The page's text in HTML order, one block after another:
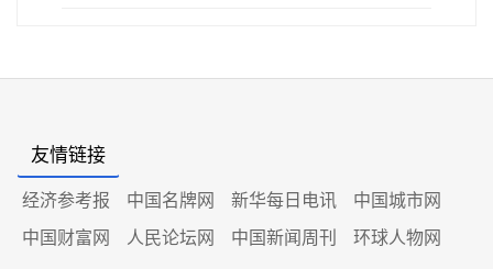
友情链接
经济参考报 中国名牌网 新华每日电讯
中国城市网
中国财富网
人民论坛网 中国新闻周刊 环球人物网